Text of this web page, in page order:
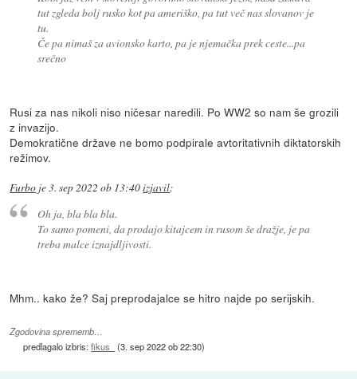
tut zgleda bolj rusko kot pa ameriško, pa tut več nas slovanov je
tu.
Če pa nimaš za avionsko karto, pa je njemačka prek ceste...pa
srečno
Rusi za nas nikoli niso ničesar naredili. Po WW2 so nam še grozili
z invazijo.
Demokratične države ne bomo podpirale avtoritativnih diktatorskih
režimov.
Furbo je3. sep 2022 ob 13:40izjavil:
Oh ja, bla bla bla.
To samo pomeni, da prodajo kitajcem in rusom še dražje, je pa
treba malce iznajdljivosti.
Mhm.. kako že? Saj preprodajalce se hitro najde po serijskih.
Zgodovina sprememb…
predlagalo izbris:fikus_ (3. sep 2022 ob 22:30)